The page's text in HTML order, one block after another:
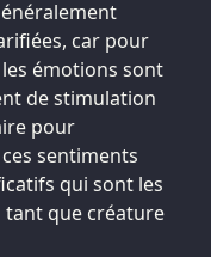
car pour
émotions sont
de stimulation
pour
sentiments
qui sont les
tant que créature